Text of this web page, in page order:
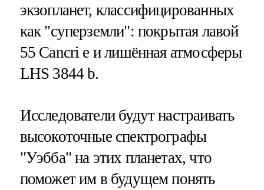
экзопланет, классифицированных
как "суперземли": покрытая лавой
55 Cancri e и лишённая атмосферы
LHS 3844 b.
Исследователи будут настраивать
высокоточные спектрографы
"Уэбба" на этих планетах, что
поможет им в будущем понять